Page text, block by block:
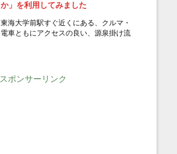
か」を利用してみました
東海大学前駅すぐ近くにある、クルマ・
電車ともにアクセスの良い、源泉掛け流
スポンサーリンク